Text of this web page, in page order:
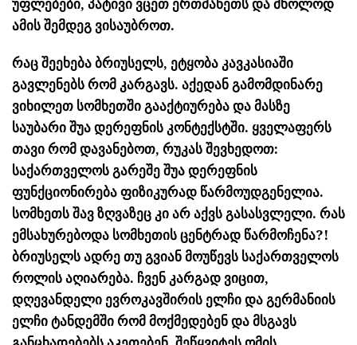
უფლებები, პატივი ვცეთ ერთმანეთს და მხოლოდ
ამის შემდეგ ვისაუბროთ.
რაც შეეხება ბრიუსელს, ეტყობა კავკასიაში
გავლენებს რომ კარგავს. აქედან გამომდინარე
ვიხილეთ სომხეთში გააქტიურება და მასზე
საუბარი შუა დერეფნის კონტექსტში. ყველაფერს
თავი რომ დავანებოთ, რუკას შევხედოთ:
საქართველოს გარეშე შუა დერეფნის
ფუნქციონირება ფიზიკურად წარმოუდგენელია.
სომხეთს შავ ზღვაზეც კი არ აქვს გასასვლელი. რას
ემსახურებოდა სომხეთის ცენტრად წარმოჩენა?!
ბრიუსელს ადრე თუ გვიან მოუწევს საქართველოს
როლის აღიარება. ჩვენ კარგად ვიცით,
დღევანდელი ევროკავშირის ელჩი და გერმანიის
ელჩი ტანდემში რომ მოქმედებენ და მსგავს